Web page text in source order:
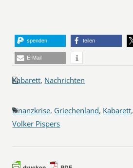
spenden teilen
E-Mail
Kabarett, Nachrichten
Finanzkrise, Griechenland, Kabarett,
Volker Pispers